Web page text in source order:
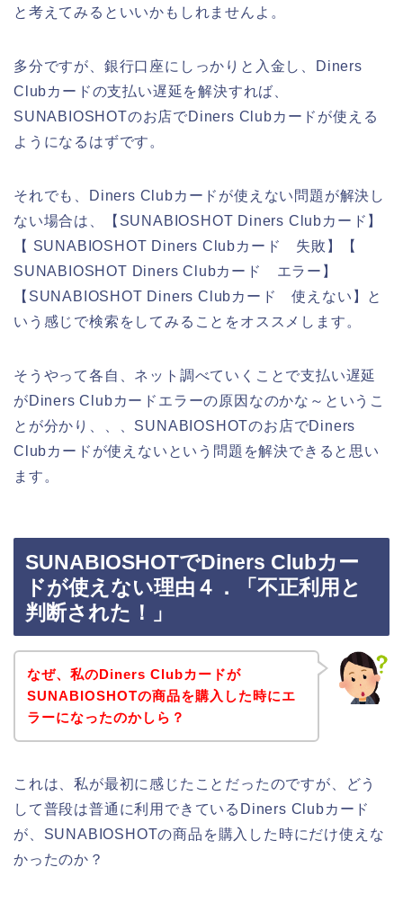
と考えてみるといいかもしれませんよ。
多分ですが、銀行口座にしっかりと入金し、Diners
Clubカードの支払い遅延を解決すれば、
SUNABIOSHOTのお店でDiners Clubカードが使える
ようになるはずです。
それでも、Diners Clubカードが使えない問題が解決し
ない場合は、【SUNABIOSHOT Diners Clubカード】
【 SUNABIOSHOT Diners Clubカード 失敗】【
SUNABIOSHOT Diners Clubカード エラー】
【SUNABIOSHOT Diners Clubカード 使えない】と
いう感じで検索をしてみることをオススメします。
そうやって各自、ネット調べていくことで支払い遅延
がDiners Clubカードエラーの原因なのかな～というこ
とが分かり、、、SUNABIOSHOTのお店でDiners
Clubカードが使えないという問題を解決できると思い
ます。
SUNABIOSHOTでDiners Clubカー
ドが使えない理由４．「不正利用と
判断された！」
なぜ、私のDiners Clubカードが
SUNABIOSHOTの商品を購入した時にエ
ラーになったのかしら？
これは、私が最初に感じたことだったのですが、どう
して普段は普通に利用できているDiners Clubカード
が、SUNABIOSHOTの商品を購入した時にだけ使えな
かったのか？